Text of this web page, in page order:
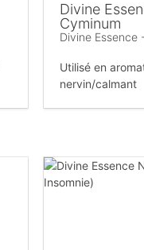
Divine
Cyminum
Divine Essence
Utilisé en
nervin/calmant